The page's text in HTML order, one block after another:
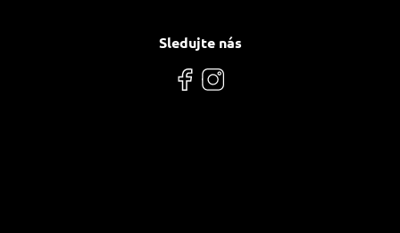
Sledujte nás